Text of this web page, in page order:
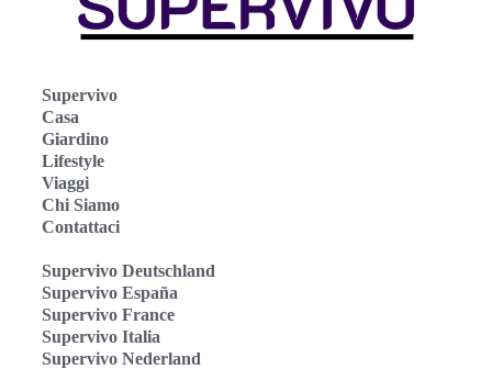
Supervivo
Casa
Giardino
Lifestyle
Viaggi
Chi Siamo
Contattaci
Supervivo Deutschland
Supervivo España
Supervivo France
Supervivo Italia
Supervivo Nederland